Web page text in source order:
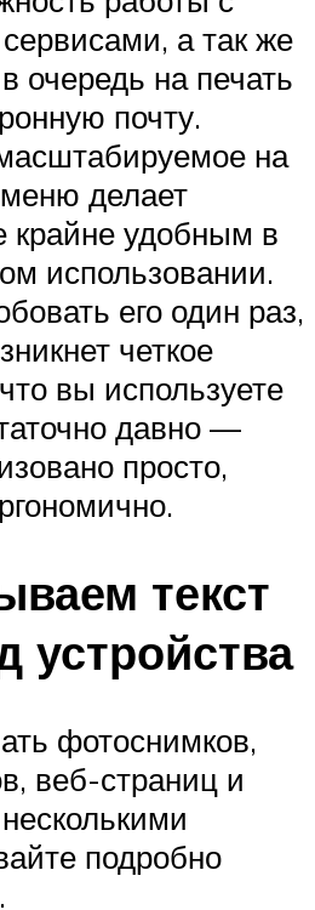
а так же
очередь на печать
почту.
на
делает
крайне удобным в
использовании.
его один раз,
четкое
вы используете
давно —
просто,
текст
устройства
фотоснимков,
веб-страниц и
подробно